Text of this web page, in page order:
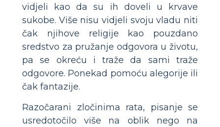
vidjeli kao da su ih doveli u krvave
sukobe. Više nisu vidjeli svoju vladu niti
čak njihove religije kao pouzdano
sredstvo za pružanje odgovora u životu,
pa se okreću i traže da sami traže
odgovore. Ponekad pomoću alegorije ili
čak fantazije.
Razočarani zločinima rata, pisanje se
usredotočilo više na oblik nego na